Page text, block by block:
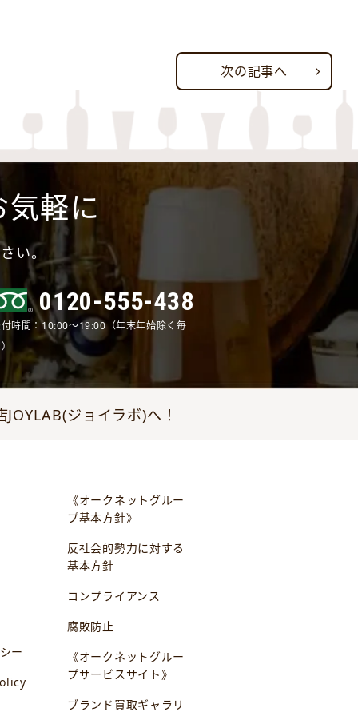
次の記事へ
軽に
い。
0120-555-438
時間：10:00～19:00（年末年始除く毎
ジョイラボ)へ！
ー
《オークネットグルー
プ基本方針》
反社会的勢力に対する
基本方針
コンプライアンス
腐敗防止
《オークネットグルー
プサービスサイト》
ブランド買取ギャラリ